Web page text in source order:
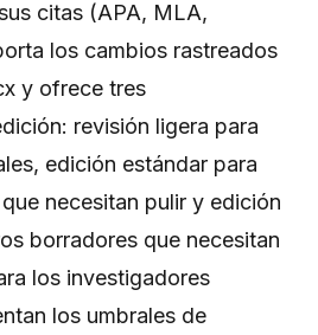
citas (APA, MLA,
los cambios rastreados
y ofrece tres
revisión ligera para
edición estándar para
necesitan pulir y edición
borradores que necesitan
los investigadores
los umbrales de